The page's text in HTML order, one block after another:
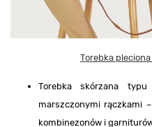
Torebka
Torebka skórzana
marszczonymi rączkami
kombinezonów i